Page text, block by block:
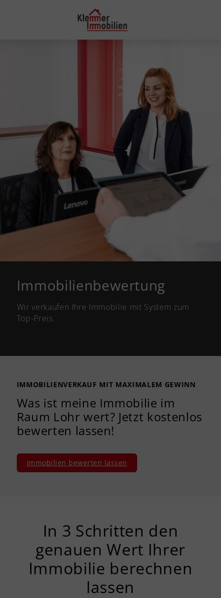
Immobilienbewertung
Wir verkaufen Ihre Immobilie mit System zum
Top-Preis.
IMMOBILIENVERKAUF MIT MAXIMALEM GEWINN
Was ist meine Immobilie im
Raum Lohr wert? Jetzt kostenlos
bewerten lassen!
Immobilien bewerten lassen
In 3 Schritten den
genauen Wert Ihrer
Immobilie berechnen
lassen